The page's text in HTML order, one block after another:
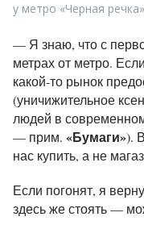
у метро «Черная речка»
— Я знаю, что с
метрах от метро.
какой-то рынок
(уничижительное
людей в
— прим. «Бумаги»).
нас купить, а не
Если погонят, я
здесь же стоять —